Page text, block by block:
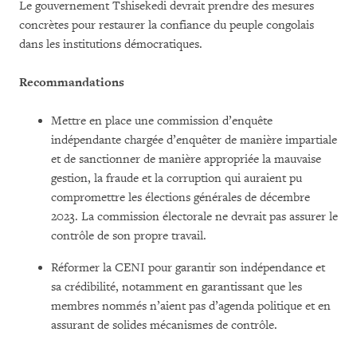
Le gouvernement Tshisekedi devrait prendre des mesures
concrètes pour restaurer la confiance du peuple congolais
dans les institutions démocratiques.
Recommandations
Mettre en place une commission d’enquête
indépendante chargée d’enquêter de manière impartiale
et de sanctionner de manière appropriée la mauvaise
gestion, la fraude et la corruption qui auraient pu
compromettre les élections générales de décembre
2023. La commission électorale ne devrait pas assurer le
contrôle de son propre travail.
Réformer la CENI pour garantir son indépendance et
sa crédibilité, notamment en garantissant que les
membres nommés n’aient pas d’agenda politique et en
assurant de solides mécanismes de contrôle.